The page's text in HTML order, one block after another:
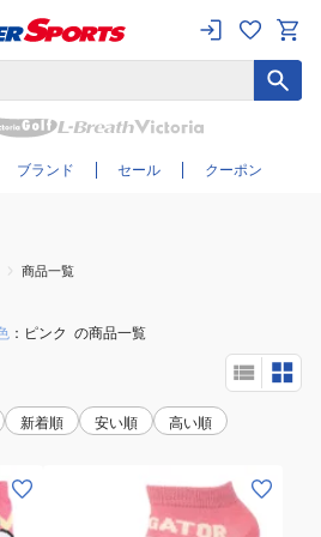
ブランド セール クーポン
さらに絞り込む
商品一覧
ピンク の商品一覧
新着順 安い順 高い順